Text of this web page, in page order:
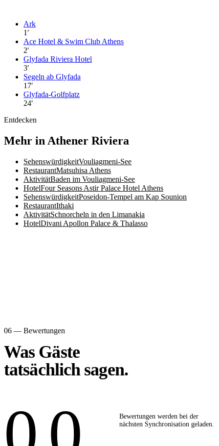
Ark
1′
Ace Hotel & Swim Club Athens
2′
Glyfada Riviera Hotel
3′
Segeln ab Glyfada
17′
Glyfada-Golfplatz
24′
Entdecken
Mehr in Athener Riviera
SehenswürdigkeitVouliagmeni-See
RestaurantMatsuhisa Athens
AktivitätBaden im Vouliagmeni-See
HotelFour Seasons Astir Palace Hotel Athens
SehenswürdigkeitPoseidon-Tempel am Kap Sounion
RestaurantIthaki
AktivitätSchnorcheln in den Limanakia
HotelDivani Apollon Palace & Thalasso
06 — Bewertungen
Was Gäste
tatsächlich sagen.
Bewertungen werden bei der
nächsten Synchronisation geladen.